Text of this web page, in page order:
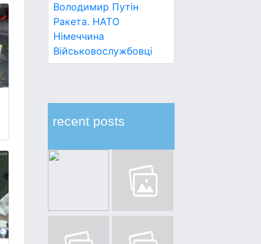
Володимир Путін
Ракета. НАТО
Німеччина
Військовослужбовці
recent posts